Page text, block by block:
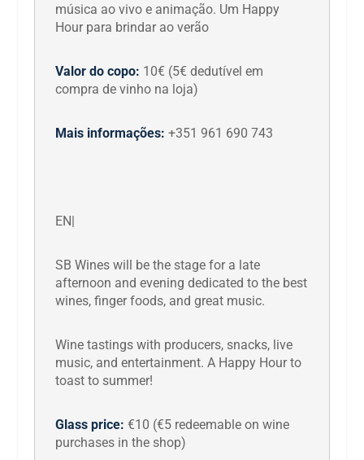
música ao vivo e animação. Um Happy
Hour para brindar ao verão
Valor do copo: 10€ (5€ dedutível em
compra de vinho na loja)
Mais informações: +351 961 690 743
EN|
SB Wines will be the stage for a late
afternoon and evening dedicated to the best
wines, finger foods, and great music.
Wine tastings with producers, snacks, live
music, and entertainment. A Happy Hour to
toast to summer!
Glass price: €10 (€5 redeemable on wine
purchases in the shop)